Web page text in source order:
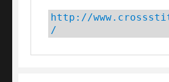
http://
/